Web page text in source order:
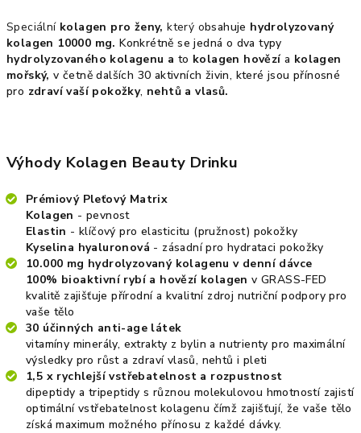
Speciální kolagen pro ženy, který obsahuje hydrolyzovaný
kolagen 10000 mg.Konkrétně se jedná o dva typy
hydrolyzovaného kolagenu a to kolagen hovězía kolagen
mořský,v četně dalších 30 aktivních živin, které jsou přínosné
pro zdraví vaší pokožky, nehtů a vlasů.
Výhody Kolagen Beauty Drinku
Prémiový Pleťový Matrix
Kolagen - pevnost
Elastin - klíčový pro elasticitu (pružnost) pokožky
Kyselina hyaluronová - zásadní pro hydrataci pokožky
10.000 mg hydrolyzovaný kolagenu v denní dávce
100% bioaktivní rybí a hovězí kolagen v GRASS-FED
kvalitě zajišťuje přírodní a kvalitní zdroj nutriční podpory pro
vaše tělo
30 účinných anti-age látek
vitamíny minerály, extrakty z bylin a nutrienty pro maximální
výsledky pro růst a zdraví vlasů, nehtů i pleti
1,5 x rychlejší vstřebatelnost a rozpustnost
dipeptidy a tripeptidy s různou molekulovou hmotností zajistí
optimální vstřebatelnost kolagenu čímž zajišťují, že vaše tělo
získá maximum možného přínosu z každé dávky.